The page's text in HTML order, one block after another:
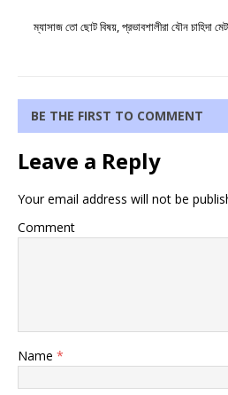
ম্যাসাজ তো ছোট বিষয়, প্রভাবশালীরা যৌন চাহিদা
BE THE FIRST TO COMMENT
Leave a Reply
Your email address will not be
Comment
Name *